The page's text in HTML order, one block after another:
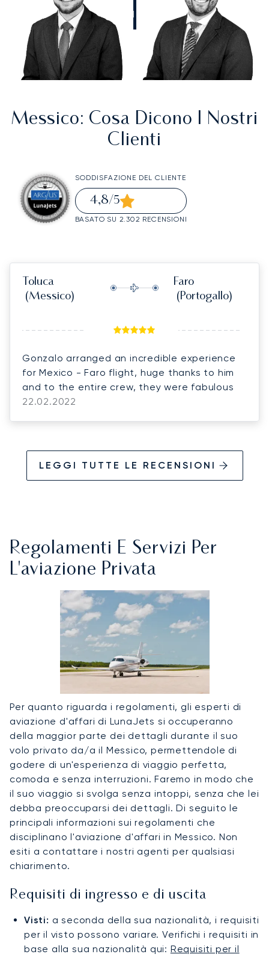
CHIAMATECI
Messico: Cosa Dicono I Nostri
Clienti
SODDISFAZIONE DEL CLIENTE
4,8/5
BASATO SU 2.302 RECENSIONI
Toluca
(Messico)
Faro
(Portogallo)
Gonzalo arranged an incredible experience
for Mexico - Faro flight, huge thanks to him
and to the entire crew, they were fabulous
22.02.2022
LEGGI TUTTE LE RECENSIONI
Regolamenti E Servizi Per
L'aviazione Privata
Per quanto riguarda i regolamenti, gli esperti di
aviazione d'affari di LunaJets si occuperanno
della maggior parte dei dettagli durante il suo
volo privato da/a il Messico, permettendole di
godere di un'esperienza di viaggio perfetta,
comoda e senza interruzioni. Faremo in modo che
il suo viaggio si svolga senza intoppi, senza che lei
debba preoccuparsi dei dettagli. Di seguito le
principali informazioni sui regolamenti che
disciplinano l'aviazione d'affari in Messico. Non
esiti a contattare i nostri agenti per qualsiasi
chiarimento.
Requisiti di ingresso e di uscita
Visti: a seconda della sua nazionalità, i requisiti
per il visto possono variare. Verifichi i requisiti in
base alla sua nazionalità qui: Requisiti per il